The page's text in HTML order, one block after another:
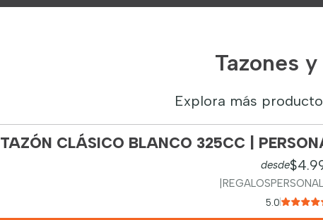
Tazones
Explora más
TAZÓN CLÁSICO BLANCO 325CC |
desde
5.0